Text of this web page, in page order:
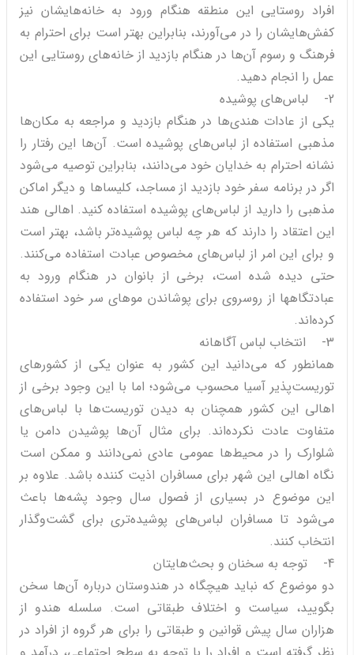
افراد روستایی این منطقه هنگام ورود به خانه‌هایشان نیز
کفش‌هایشان را در می‌آورند، بنابراین بهتر است برای احترام به
فرهنگ و رسوم آن‌ها در هنگام بازدید از خانه‌های روستایی این
عمل را انجام دهید.
2- لباس‌های پوشیده
یکی از عادات هندی‌ها در هنگام بازدید و مراجعه به مکان‌ها
مذهبی استفاده از لباس‌های پوشیده است. آن‌ها این رفتار را
نشانه احترام به خدایان خود می‌دانند، بنابراین توصیه می‌شود
اگر در برنامه سفر خود بازدید از مساجد، کلیساها و دیگر اماکن
مذهبی را دارید از لباس‌های پوشیده استفاده کنید. اهالی هند
این اعتقاد را دارند که هر چه لباس پوشیده‌تر باشد، بهتر است
و برای این امر از لباس‌های مخصوص عبادت استفاده می‌کنند.
حتی دیده شده است، برخی از بانوان در هنگام ورود به
عبادتگاه‎ها از روسروی برای پوشاندن موهای سر خود استفاده
کرده‌اند.
3- انتخاب لباس آگاهانه
همانطور که می‌دانید این کشور به عنوان یکی از کشورهای
توریست‌پذیر آسیا محسوب می‌شود؛ اما با این وجود برخی از
اهالی این کشور همچنان به دیدن توریست‌ها با لباس‌های
متفاوت عادت نکرده‌اند. برای مثال آن‌ها پوشیدن دامن یا
شلوارک را در محیط‌ها عمومی عادی نمی‌دانند و ممکن است
نگاه اهالی این شهر برای مسافران اذیت کننده باشد. علاوه بر
این موضوع در بسیاری از فصول سال وجود پشه‌ها باعث
می‌شود تا مسافران لباس‌های پوشیده‌تری برای گشت‌وگذار
انتخاب کنند.
4- توجه به سخنان و بحث‌هایتان
دو موضوع که نباید هیچگاه در هندوستان درباره آن‌ها سخن
بگویید، سیاست و اختلاف طبقاتی است. سلسله هندو از
هزاران سال پیش قوانین و طبقاتی را برای هر گروه از افراد در